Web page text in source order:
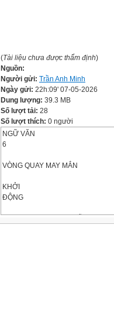
(Tài liệu chưa được thẩm định)
Nguồn:
Người gửi: Trần Anh Minh
Ngày gửi: 22h:09' 07-05-2026
Dung lượng: 39.3 MB
Số lượt tải: 28
Số lượt thích: 0 người
NGỮ VĂN
6
VÒNG QUAY MAY MẮN
KHỞI
ĐỘNG